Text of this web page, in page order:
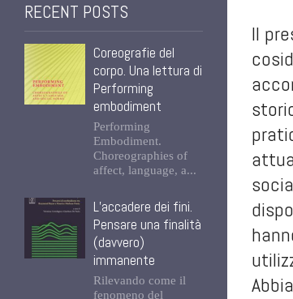
RECENT POSTS
Coreografie del
corpo. Una lettura di
Performing
embodiment
Performing
Embodiment.
Choreographies of
affect, language, a...
L’accadere dei fini.
Pensare una finalità
(davvero)
immanente
Rilevando come il
fenomeno del
Il